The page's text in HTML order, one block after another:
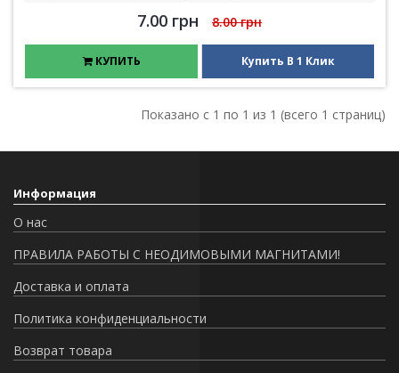
7.00 грн 8.00 грн
КУПИТЬ Купить В 1 Клик
Показано с 1 по 1 из 1 (всего 1 страниц)
Информация
О нас
ПРАВИЛА РАБОТЫ С НЕОДИМОВЫМИ МАГНИТАМИ!
Доставка и оплата
Политика конфиденциальности
Возврат товара